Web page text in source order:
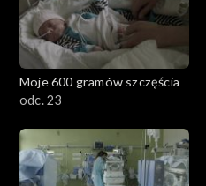
Moje 600 gramów szczęścia
odc. 23